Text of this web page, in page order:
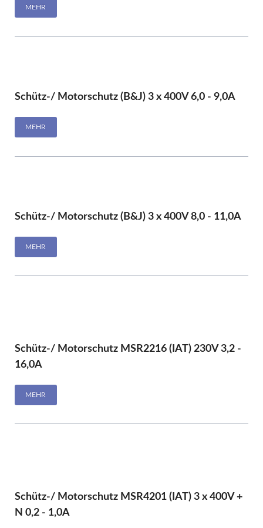
MEHR
Schütz-/ Motorschutz (B&J) 3 x 400V 6,0 - 9,0A
MEHR
Schütz-/ Motorschutz (B&J) 3 x 400V 8,0 - 11,0A
MEHR
Schütz-/ Motorschutz MSR2216 (IAT) 230V 3,2 -
16,0A
MEHR
Schütz-/ Motorschutz MSR4201 (IAT) 3 x 400V +
N 0,2 - 1,0A